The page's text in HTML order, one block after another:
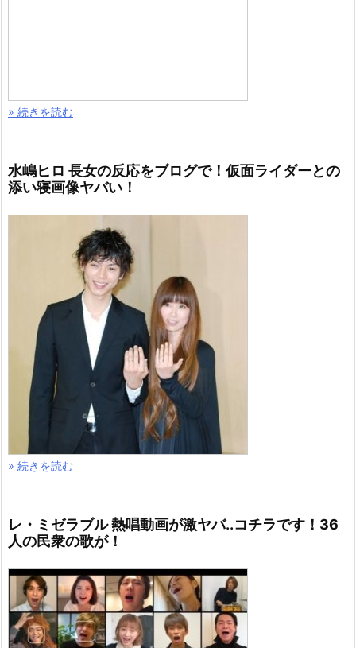
» 続きを読む
水嶋ヒロ 長女の反応をブログで！仮面ライダーとの
添い寝画像ヤバい！
» 続きを読む
レ・ミゼラブル 熱唱動画が激ヤバ..コチラです！36
人の民衆の歌が！